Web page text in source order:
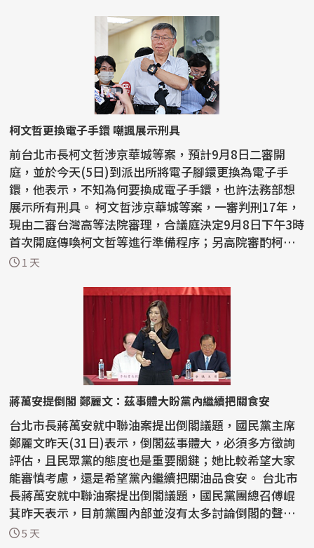
柯文哲更換電子手鐶 嘲諷展示刑具
前台北市長柯文哲涉京華城等案，預計9月8日二審開
庭，並於今天(5日)到派出所將電子腳鐶更換為電子手
鐶，他表示，不知為何要換成電子手鐶，也許法務部想
展示所有刑具。 柯文哲涉京華城等案，一審判刑17年，
現由二審台灣高等法院審理，合議庭決定9月8日下午3時
首次開庭傳喚柯文哲等進行準備程序；另高院審酌柯文
哲監控期...
1 天
蔣萬安提倒閣 鄭麗文：茲事體大盼黨內繼續把關食安
台北市長蔣萬安就中聯油案提出倒閣議題，國民黨主席
鄭麗文昨天(31日)表示，倒閣茲事體大，必須多方徵詢
評估，且民眾黨的態度也是重要關鍵；她比較希望大家
能審慎考慮，還是希望黨內繼續把關油品食安。 台北市
長蔣萬安就中聯油案提出倒閣議題，國民黨團總召傅崐
萁昨天表示，目前黨團內部並沒有太多討論倒閣的聲
音，國民...
5 天